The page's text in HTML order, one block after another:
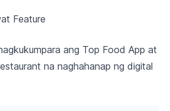
Feature
ang Top Food App at
na naghahanap ng digital